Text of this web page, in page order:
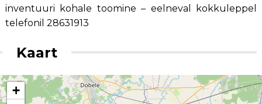
inventuuri kohale toomine – eelneval kokkuleppel
telefonil 28631913
Kaart
+